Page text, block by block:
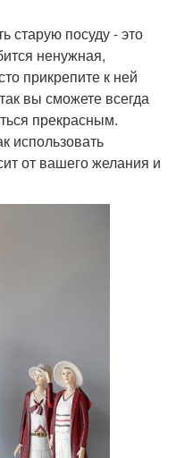
старую посуду - это
ненужная,
прикрепите к ней
вы сможете всегда
прекрасным.
использовать
от вашего желания и